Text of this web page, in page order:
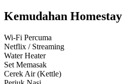
Kemudahan Homestay
Wi-Fi Percuma
Netflix / Streaming
Water Heater
Set Memasak
Cerek Air (Kettle)